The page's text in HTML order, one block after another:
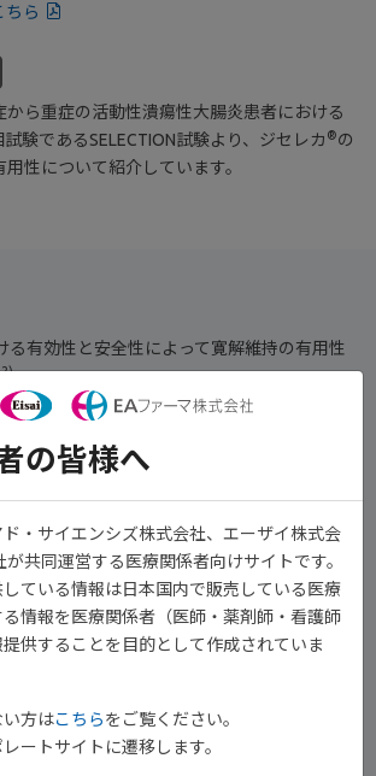
ちら
から重症の活動性潰瘍性大腸炎患者における
験であるSELECTION試験より、ジセレカ ®の
性について紹介しています。
る有効性と安全性によって寛解維持の有用性
。
第Ⅱb/Ⅲ相試験で、中等症から重症の活動性潰
ジセレカ
®
の寛解導入療法及び維持療法にお
の皆様へ
・サイエンシズ株式会社、エーザイ株式会
共同運営する医療関係者向けサイトです。
ている情報は日本国内で販売している医療
情報を医療関係者（医師・薬剤師・看護師
供することを目的として作成されていま
い方はこちらをご覧ください。
ートサイトに遷移します。